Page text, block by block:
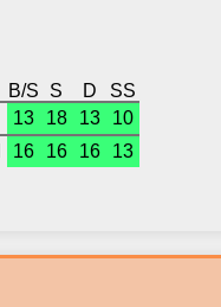
B/S S D
SS
13 18 13
10
16 16 16 13